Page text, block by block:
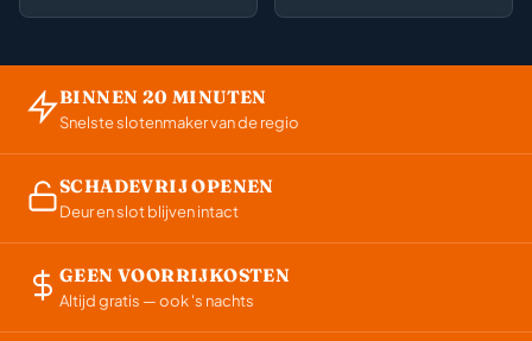
BINNEN 20 MINUTEN
Snelste slotenmaker van de regio
SCHADEVRIJ OPENEN
Deur en slot blijven intact
GEEN VOORRIJKOSTEN
Altijd gratis — ook 's nachts